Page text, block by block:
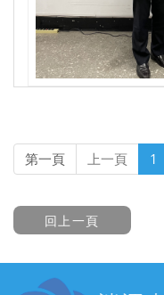
第一頁 上一頁 1